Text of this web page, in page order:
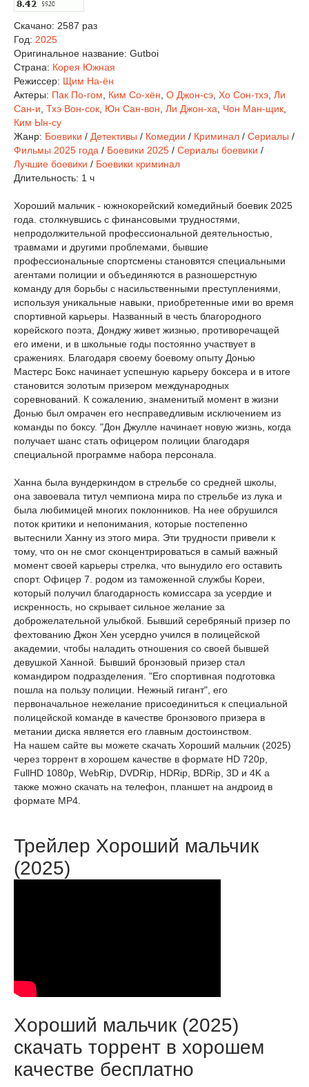
Скачано: 2587 раз
Год: 2025
Оригинальное название: Gutboi
Страна: Корея Южная
Режиссер: Щим На-ён
Актеры: Пак По-гом Ким Со-хён О Джон-сэ Хо Сон-тхэ Ли
Сан-и Тхэ Вон-сок Юн Сан-вон Ли Джон-ха Чон Ман-щик
Ким Ын-су
Жанр: Боевики / Детективы / Комедии / Криминал / Сериалы /
Фильмы 2025 года / Боевики 2025 / Сериалы боевики /
Лучшие боевики / Боевики криминал
Длительность: 1 ч
Хороший мальчик - южнокорейский комедийный боевик 2025
года. столкнувшись с финансовыми трудностями,
непродолжительной профессиональной деятельностью,
травмами и другими проблемами, бывшие
профессиональные спортсмены становятся специальными
агентами полиции и объединяются в разношерстную
команду для борьбы с насильственными преступлениями,
используя уникальные навыки, приобретенные ими во время
спортивной карьеры. Названный в честь благородного
корейского поэта, Донджу живет жизнью, противоречащей
его имени, и в школьные годы постоянно участвует в
сражениях. Благодаря своему боевому опыту Донью
Мастерс Бокс начинает успешную карьеру боксера и в итоге
становится золотым призером международных
соревнований. К сожалению, знаменитый момент в жизни
Донью был омрачен его несправедливым исключением из
команды по боксу. "Дон Джулле начинает новую жизнь, когда
получает шанс стать офицером полиции благодаря
специальной программе набора персонала.
Ханна была вундеркиндом в стрельбе со средней школы,
она завоевала титул чемпиона мира по стрельбе из лука и
была любимицей многих поклонников. На нее обрушился
поток критики и непонимания, которые постепенно
вытеснили Ханну из этого мира. Эти трудности привели к
тому, что он не смог сконцентрироваться в самый важный
момент своей карьеры стрелка, что вынудило его оставить
спорт. Офицер 7. родом из таможенной службы Кореи,
который получил благодарность комиссара за усердие и
искренность, но скрывает сильное желание за
доброжелательной улыбкой. Бывший серебряный призер по
фехтованию Джон Хен усердно учился в полицейской
академии, чтобы наладить отношения со своей бывшей
девушкой Ханной. Бывший бронзовый призер стал
командиром подразделения. "Его спортивная подготовка
пошла на пользу полиции. Нежный гигант", его
первоначальное нежелание присоединиться к специальной
полицейской команде в качестве бронзового призера в
метании диска является его главным достоинством.
На нашем сайте вы можете скачать Хороший мальчик (2025)
через торрент в хорошем качестве в формате HD 720p,
FullHD 1080p, WebRip, DVDRip, HDRip, BDRip, 3D и 4K а
также можно скачать на телефон, планшет на андроид в
формате MP4.
Трейлер Хороший мальчик
(2025)
Хороший мальчик (2025)
скачать торрент в хорошем
качестве бесплатно